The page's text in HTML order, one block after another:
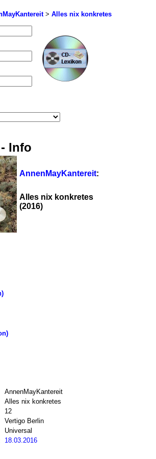
> Alles nix konkretes
Info
AnnenMayKantereit:
Alles nix konkretes
(2016)
AnnenMayKantereit
Alles nix konkretes
12
Vertigo Berlin
Universal
18.03.2016